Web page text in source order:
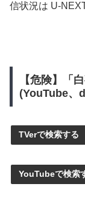
信状況は U-
【危険】「
(YouTube、
TVerで検索する
YouTubeで検索